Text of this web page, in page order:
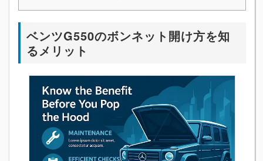
ベンツG550のボンネット開け方を知
るメリット